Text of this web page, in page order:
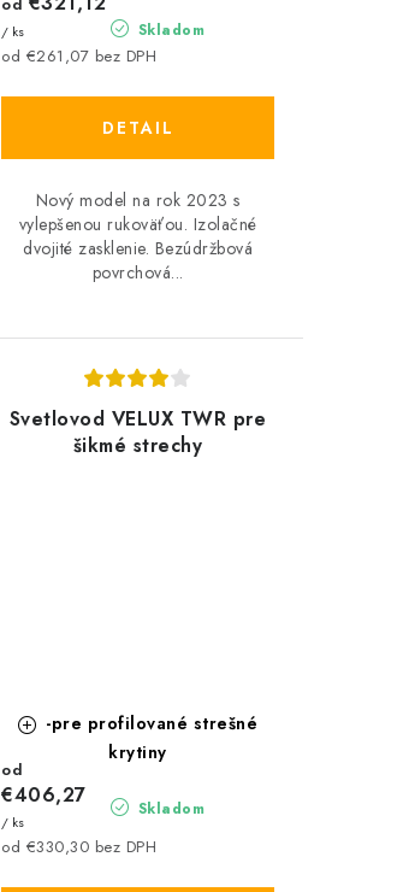
Skladom
od €261,07 bez DPH
/ ks
DETAIL
Nový model na rok 2023 s
vylepšenou rukoväťou. Izolačné
dvojité zasklenie. Bezúdržbová
povrchová...
Svetlovod VELUX TWR pre
šikmé strechy
-pre profilované strešné
krytiny
Skladom
od €330,30 bez DPH
od
€406,27
/ ks